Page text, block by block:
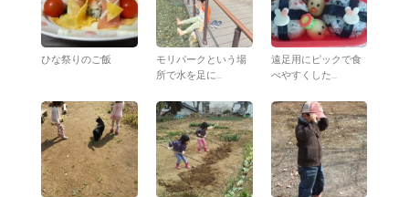
ひな祭りのご飯
モリパークという場
所で水を足に...
遠足用にピックで食
べやすくした...